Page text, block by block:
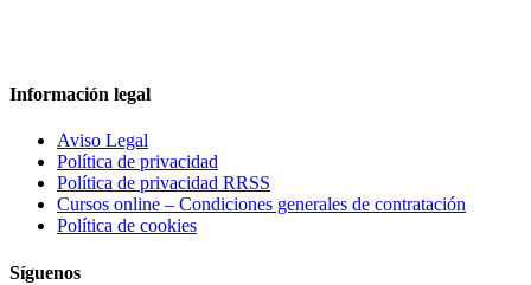
Información legal
Aviso Legal
Política de privacidad
Política de privacidad RRSS
Cursos online – Condiciones generales de contratación
Política de cookies
Síguenos